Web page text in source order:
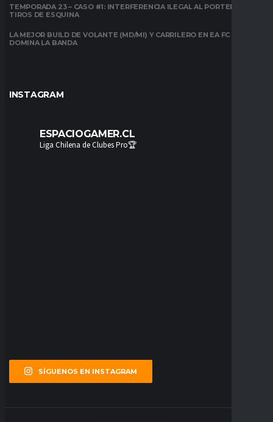
TEMPORADA 23 – CASO #1: INTERFERENCIA ILEGAL AL PORTERO EN
TIROS DE ESQUINA
LA MEJOR BUILD DE VOLANTE (MD/MI) Y CARRILERO EN EA FC 26:
DOMINA LA BANDA
INSTAGRAM
ESPACIOGAMER.CL
Liga Chilena de Clubes Pro🏆
SÍGUENOS EN INSTAGRAM